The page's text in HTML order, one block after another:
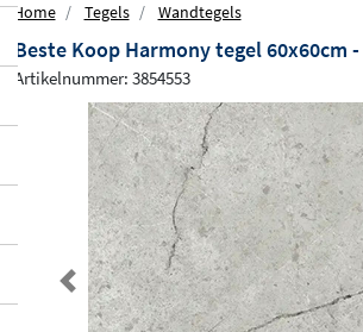
Home Tegels Wandtegels
Beste Koop Harmony tegel 60x60cm
Artikelnummer: 3854553
Previous